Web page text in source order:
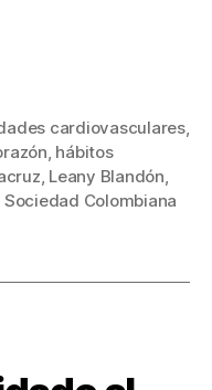
cardiovasculares,
, hábitos
, Leany Blandón,
Sociedad Colombiana